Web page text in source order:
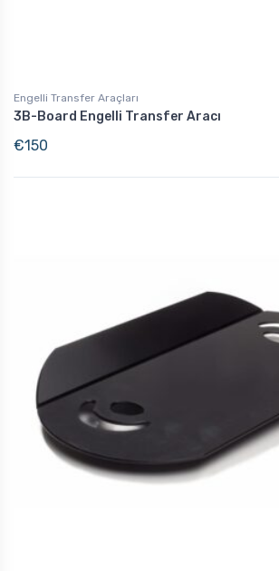
Engelli Transfer Araçları
3B-Board Engelli Transfer Aracı
€150